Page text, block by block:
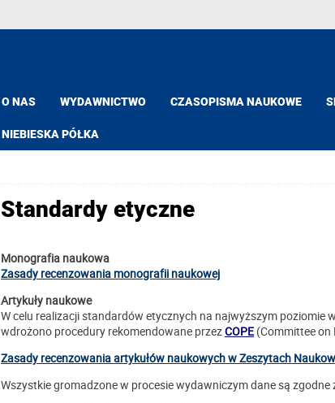
O NAS WYDAWNICTWO CZASOPISMA NAUKOWE
NIEBIESKA PÓŁKA
Standardy etyczne
Monografia naukowa
Zasady recenzowania monografii naukowej
Artykuły naukowe
W celu realizacji standardów etycznych na najwyższym poziomie
wdrożono procedury rekomendowane przezCOPE (Committee
Zasady recenzowania artykułów naukowych w Zeszytach
Wszystkie gromadzone w procesie wydawniczym dane są